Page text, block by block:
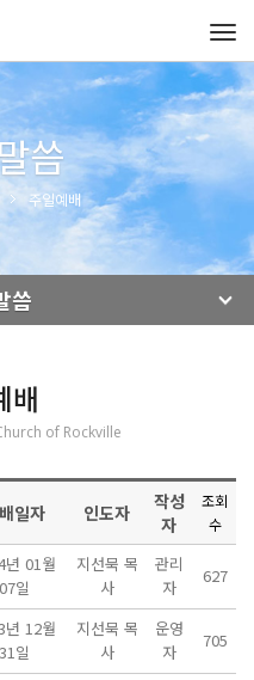
씀
주일예배
씀
배
of Rockville
일자 인도자
작성
자
조회
수
년 01월
07일
지선묵 목
사
관리
자
627
년 12월
31일
지선묵 목
사
운영
자
705